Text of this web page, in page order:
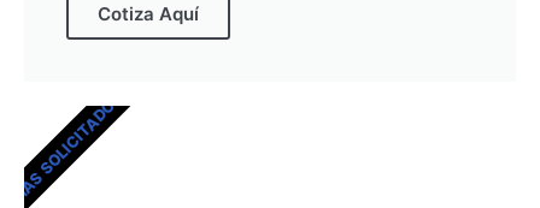
Cotiza Aquí
MÁS SOLICITADOS